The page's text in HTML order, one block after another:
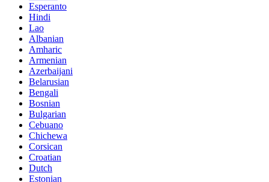
Esperanto
Hindi
Lao
Albanian
Amharic
Armenian
Azerbaijani
Belarusian
Bengali
Bosnian
Bulgarian
Cebuano
Chichewa
Corsican
Croatian
Dutch
Estonian